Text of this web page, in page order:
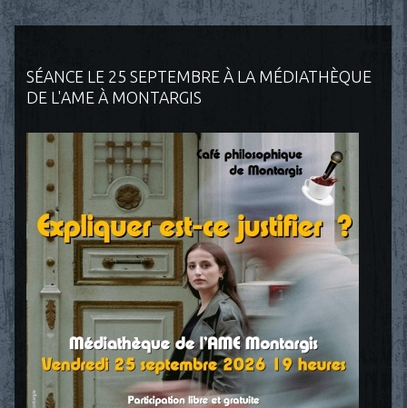
SÉANCE LE 25 SEPTEMBRE À LA MÉDIATHÈQUE
DE L'AME À MONTARGIS